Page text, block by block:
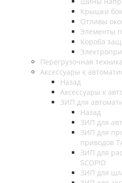
Крышки
Отливы
Элементы
Короба
Перегрузочная техника
Аксессуары к
Назад
Аксессуары к
ЗИП для
Назад
ЗИП для
ЗИП для
приводов
ЗИП для
SCOPIO
ЗИП для